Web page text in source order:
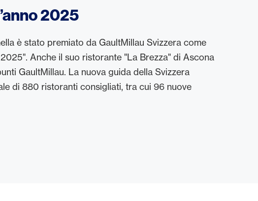
2025
è stato premiato da GaultMillau Svizzera come
2025". Anche il suo ristorante "La Brezza" di Ascona
GaultMillau. La nuova guida della Svizzera
di 880 ristoranti consigliati, tra cui 96 nuove